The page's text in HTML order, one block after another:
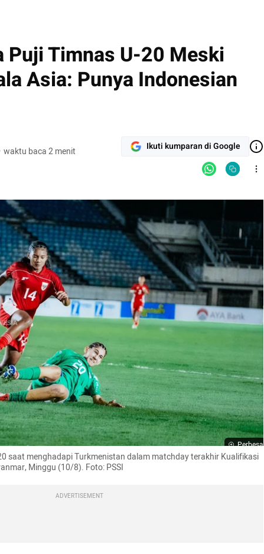
Puji Timnas U-20 Meski
Asia: Punya Indonesian
· waktu baca 2 menit Ikuti kumparan di Google
Perbesar
saat menghadapi Turkmenistan dalam matchday terakhir Kualifikasi
Minggu (10/8). Foto: PSSI
ADVERTISEMENT